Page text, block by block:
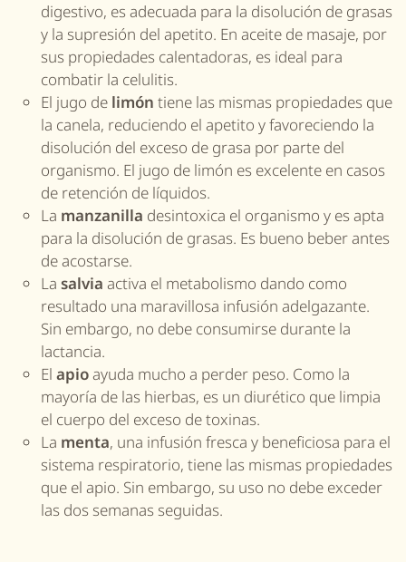
digestivo, es adecuada para la disolución de grasas
y la supresión del apetito. En aceite de masaje, por
sus propiedades calentadoras, es ideal para
combatir la celulitis.
El jugo de limón tiene las mismas propiedades que
la canela, reduciendo el apetito y favoreciendo la
disolución del exceso de grasa por parte del
organismo. El jugo de limón es excelente en casos
de retención de líquidos.
La manzanilla desintoxica el organismo y es apta
para la disolución de grasas. Es bueno beber antes
de acostarse.
La salvia activa el metabolismo dando como
resultado una maravillosa infusión adelgazante.
Sin embargo, no debe consumirse durante la
lactancia.
El apioayuda mucho a perder peso. Como la
mayoría de las hierbas, es un diurético que limpia
el cuerpo del exceso de toxinas.
La menta, una infusión fresca y beneficiosa para el
sistema respiratorio, tiene las mismas propiedades
que el apio. Sin embargo, su uso no debe exceder
las dos semanas seguidas.